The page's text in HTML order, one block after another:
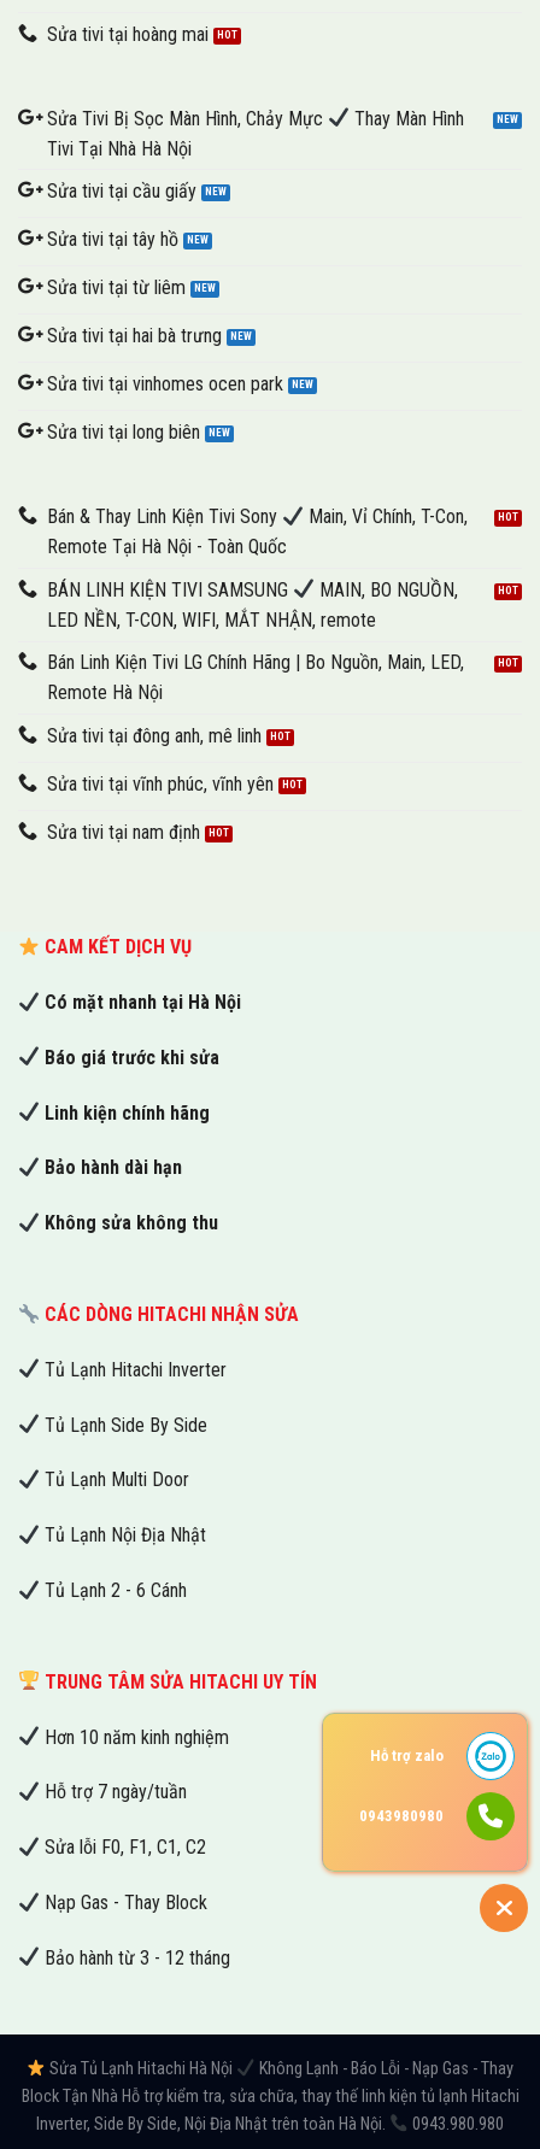
Sửa tivi tại hoàng mai
Sửa Tivi Bị Sọc Màn Hình, Chảy Mực
Thay Màn Hình
Tivi Tại Nhà Hà Nội
Sửa tivi tại cầu giấy
Sửa tivi tại tây hồ
Sửa tivi tại từ liêm
Sửa tivi tại hai bà trưng
Sửa tivi tại vinhomes ocen park
Sửa tivi tại long biên
Bán & Thay Linh Kiện Tivi Sony
Main, Vỉ Chính, T-Con,
Remote Tại Hà Nội - Toàn Quốc
BÁN LINH KIỆN TIVI SAMSUNG
MAIN, BO NGUỒN,
LED NỀN, T-CON, WIFI, MẮT NHẬN, remote
Bán Linh Kiện Tivi LG Chính Hãng | Bo Nguồn, Main, LED,
Remote Hà Nội
Sửa tivi tại đông anh, mê linh
Sửa tivi tại vĩnh phúc, vĩnh yên
Sửa tivi tại nam định
CAM KẾT DỊCH VỤ
Có mặt nhanh tại Hà Nội
Báo giá trước khi sửa
Linh kiện chính hãng
Bảo hành dài hạn
Không sửa không thu
CÁC DÒNG HITACHI NHẬN SỬA
Tủ Lạnh Hitachi Inverter
Tủ Lạnh Side By Side
Tủ Lạnh Multi Door
Tủ Lạnh Nội Địa Nhật
Tủ Lạnh 2 - 6 Cánh
TRUNG TÂM SỬA HITACHI UY TÍN
Hơn 10 năm kinh nghiệm
Hỗ trợ 7 ngày/tuần
Sửa lỗi F0, F1, C1, C2
Nạp Gas - Thay Block
Bảo hành từ 3 - 12 tháng
Sửa Tủ Lạnh Hitachi Hà Nội
Không Lạnh - Báo Lỗi - Nạp Gas - Thay
Block Tận Nhà Hỗ trợ kiểm tra, sửa chữa, thay thế linh kiện tủ lạnh Hitachi
Inverter, Side By Side, Nội Địa Nhật trên toàn Hà Nội.
0943.980.980
Hỗ trợ zalo
0943980980